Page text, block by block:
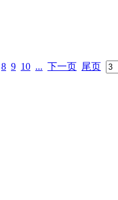
8 9 10 ... 下一页 尾页